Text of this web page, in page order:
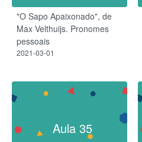
"O Sapo Apaixonado", de
Max Velthuijs. Pronomes
pessoais
2021-03-01
Aula 35